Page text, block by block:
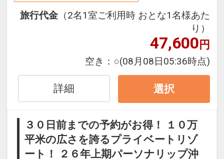
ッタリの一品です。
オクマこだわりの朝ごはんをぜひお召し
＜＜ 那覇からオクマまで シャトルバス
運行中！ ＞＞
毎日運行（1日1便・定員15名様）※代金
ご利用のお客様は、前日18時までに宿泊
予約までお電話（0980-41-3111）でご
連絡ください。
旅行代金 （2名1室ご利用時 おとな1名様あた
り）
47,600円
空き： ○(08月08日05:36時点)
詳細 選択
３０日前までの予約がお得！ １０万
平米の広さを誇るプライベートリゾ
ート！ ２６年上期パーソナリップ沖